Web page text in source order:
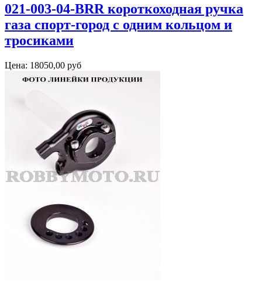
021-003-04-BRR короткоходная ручка
газа спорт-город с одним кольцом и
тросиками
Цена: 18050,00 руб